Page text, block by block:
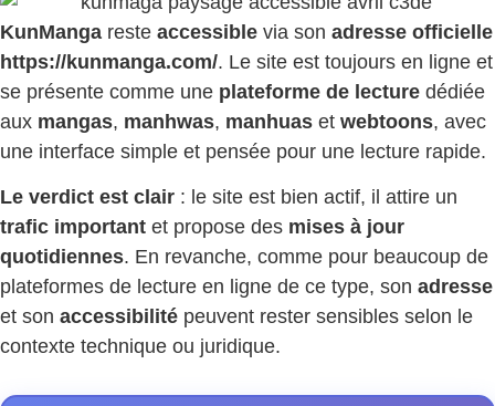
KunManga reste accessible via son adresse officielle
https://kunmanga.com/. Le site est toujours en ligne et
se présente comme une plateforme de lecture dédiée
aux mangas, manhwas, manhuas et webtoons, avec
une interface simple et pensée pour une lecture rapide.
Le verdict est clair : le site est bien actif, il attire un
trafic important et propose des mises à jour
quotidiennes. En revanche, comme pour beaucoup de
plateformes de lecture en ligne de ce type, son adresse
et son accessibilité peuvent rester sensibles selon le
contexte technique ou juridique.